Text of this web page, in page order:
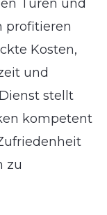
Türen und
profitieren
Kosten,
und
stellt
kompetent
zu